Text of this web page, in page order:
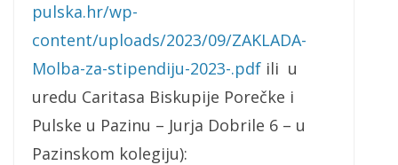
pulska.hr/wp-
content/uploads/2023/09/ZAKLADA-
Molba-za-stipendiju-2023-.pdf ili u
uredu Caritasa Biskupije Porečke i
Pulske u Pazinu – Jurja Dobrile 6 – u
Pazinskom kolegiju):